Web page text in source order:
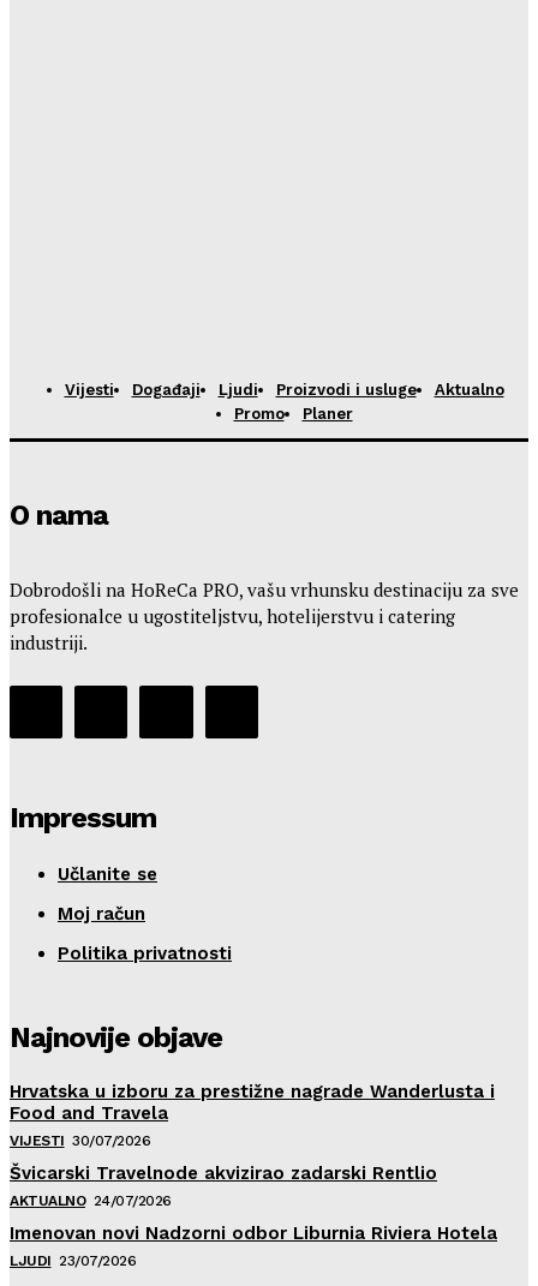
Vijesti Događaji Ljudi Proizvodi i usluge
Aktualno
Promo
Planer
O nama
Dobrodošli na HoReCa PRO, vašu vrhunsku destinaciju za sve
profesionalce u ugostiteljstvu, hotelijerstvu i catering
industriji.
Impressum
Učlanite se
Moj račun
Politika privatnosti
Najnovije objave
Hrvatska u izboru za prestižne nagrade Wanderlusta i
Food and Travela
VIJESTI 30/07/2026
Švicarski Travelnode akvizirao zadarski Rentlio
AKTUALNO 24/07/2026
Imenovan novi Nadzorni odbor Liburnia Riviera Hotela
LJUDI 23/07/2026